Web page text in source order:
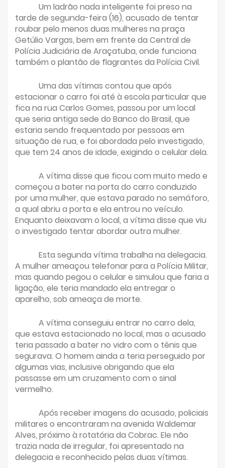
Um ladrão nada inteligente foi preso na
tarde de segunda-feira (16), acusado de tentar
roubar pelo menos duas mulheres na praça
Getúlio Vargas, bem em frente da Central de
Polícia Judiciária de Araçatuba, onde funciona
também o plantão de flagrantes da Polícia Civil.
Uma das vítimas contou que após
estacionar o carro foi até à escola particular que
fica na rua Carlos Gomes, passou por um local
que seria antiga sede do Banco do Brasil, que
estaria sendo frequentado por pessoas em
situação de rua, e foi abordada pelo investigado,
que tem 24 anos de idade, exigindo o celular dela.
A vítima disse que ficou com muito medo e
começou a bater na porta do carro conduzido
por uma mulher, que estava parado no semáforo,
a qual abriu a porta e ela entrou no veículo.
Enquanto deixavam o local, a vítima disse que viu
o investigado tentar abordar outra mulher.
Esta segunda vítima trabalha na delegacia.
A mulher ameaçou telefonar para a Polícia Militar,
mas quando pegou o celular e simulou que faria a
ligação, ele teria mandado ela entregar o
aparelho, sob ameaça de morte.
A vítima conseguiu entrar no carro dela,
que estava estacionado no local, mas o acusado
teria passado a bater no vidro com o tênis que
segurava. O homem ainda a teria perseguido por
algumas vias, inclusive obrigando que ela
passasse em um cruzamento com o sinal
vermelho.
Após receber imagens do acusado, policiais
militares o encontraram na avenida Waldemar
Alves, próximo à rotatória da Cobrac. Ele não
trazia nada de irregular, foi apresentado na
delegacia e reconhecido pelas duas vítimas.